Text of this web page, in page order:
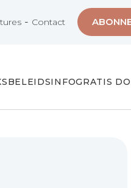
- Contact
BELEIDSINFOGRATIS